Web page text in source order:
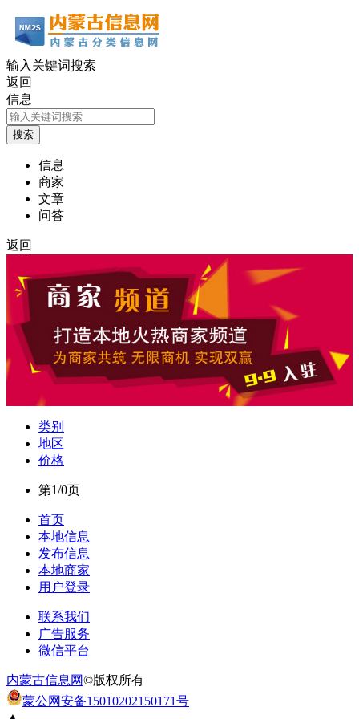
输入关键词搜索
返回
信息
信息
商家
文章
问答
返回
类别
地区
价格
第1/0页
首页
本地信息
发布信息
本地商家
用户登录
联系我们
广告服务
微信平台
内蒙古信息网©版权所有
蒙公网安备15010202150171号